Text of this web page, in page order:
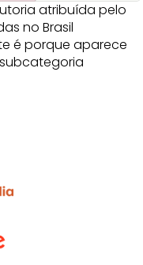
atribuída pelo
no Brasil
é porque aparece